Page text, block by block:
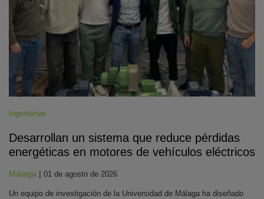
Ingenierías
Desarrollan un sistema que reduce pérdidas
energéticas en motores de vehículos eléctricos
Málaga | 01 de agosto de 2026
Un equipo de investigación de la Universidad de Málaga ha diseñado